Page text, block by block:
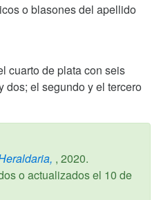
o blasones del apellido
cuarto de plata con seis
dos; el segundo y el tercero
, 2020.
o actualizados el 10 de